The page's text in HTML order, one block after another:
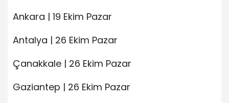
Ankara | 19 Ekim Pazar
Antalya | 26 Ekim Pazar
Çanakkale | 26 Ekim Pazar
Gaziantep | 26 Ekim Pazar